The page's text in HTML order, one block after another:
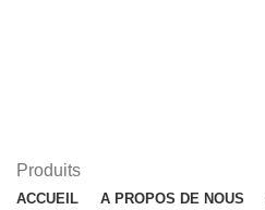
Produits
ACCUEIL A PROPOS DE NOUS